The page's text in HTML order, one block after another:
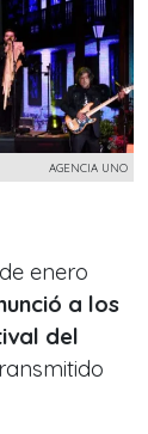
AGENCIA UNO
enero
a los
del